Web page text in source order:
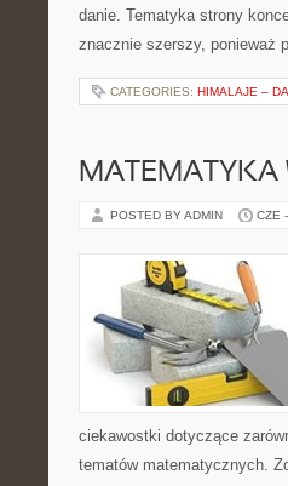
danie. Tematyka strony
znacznie szerszy, ponieważ
CATEGORIES: HIMALAJE –
MATEMATYKA
POSTED BY ADMIN CZE
ciekawostki dotyczące
tematów matematycznych.